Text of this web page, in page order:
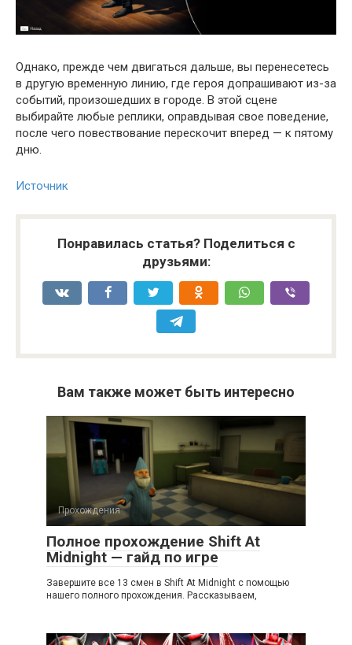
Однако, прежде чем двигаться дальше, вы перенесетесь
в другую временную линию, где героя допрашивают из-за
событий, произошедших в городе. В этой сцене
выбирайте любые реплики, оправдывая свое поведение,
после чего повествование перескочит вперед — к пятому
дню.
Источник
Понравилась статья? Поделиться с
друзьями:
Вам также может быть интересно
Прохождения
Полное прохождение Shift At
Midnight — гайд по игре
Завершите все 13 смен в Shift At Midnight с помощью
нашего полного прохождения. Рассказываем,